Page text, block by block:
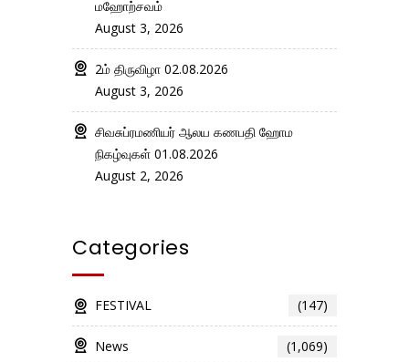
மஹோற்சவம்
August 3, 2026
2ம் திருவிழா 02.08.2026
August 3, 2026
சிவசுப்ரமணியர் ஆலய கணபதி ஹோம
நிகழ்வுகள் 01.08.2026
August 2, 2026
Categories
FESTIVAL (147)
News (1,069)